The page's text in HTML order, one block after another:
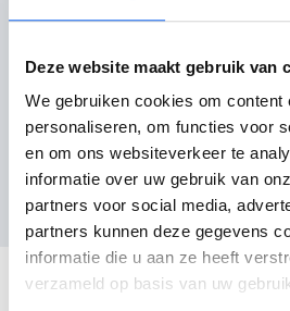
Deze website maakt gebruik van
We gebruiken cookies om content
personaliseren, om functies voor
en om ons websiteverkeer te
informatie over uw gebruik van
partners voor social media,
partners kunnen deze gegevens
informatie die u aan ze heeft
verzameld op basis van uw
Klantvriendelijk
10
Bereikbaarheid
10